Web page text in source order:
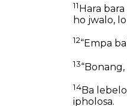
11 Hara
ho jwalo,
12“Empa
13
14Ba
ipholosa.